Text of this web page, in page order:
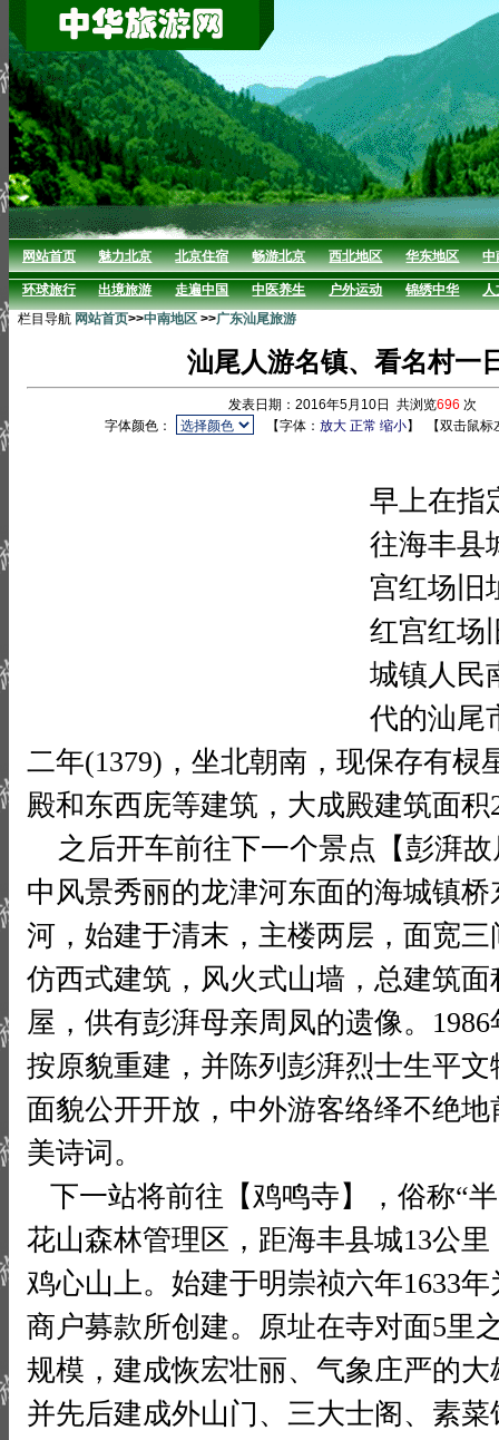
网站首页 魅力北京 北京住宿 畅游北京 西北地区 华东地区 中
环球旅行 出境旅游 走遍中国 中医养生 户外运动 锦绣中华
人
栏目导航 网站首页>>中南地区 >>广东汕尾旅游
汕尾人游名镇、看名村一
发表日期：2016年5月10日 共浏览696 次
字体颜色：
【字体：放大 正常 缩小】 【双击鼠
早上在指
往海丰县
宫红场旧
红宫红场
城镇人民
代的汕尾
二年(1379)，坐北朝南，现保存有棂
殿和东西庑等建筑，大成殿建筑面积
之后开车前往下一个景点【彭湃
中风景秀丽的龙津河东面的海城镇
河，始建于清末，主楼两层，面宽三
仿西式建筑，风火式山墙，总建筑
屋，供有彭湃母亲周凤的遗像。
按原貌重建，并陈列彭湃烈士生平
面貌公开开放，中外游客络绎不绝
美诗词。
下一站将前往【鸡鸣寺】，俗称“
花山森林管理区，距海丰县城13公
鸡心山上。始建于明崇祯六年1633
商户募款所创建。原址在寺对面5里
规模，建成恢宏壮丽、气象庄严的
并先后建成外山门、三大士阁、素